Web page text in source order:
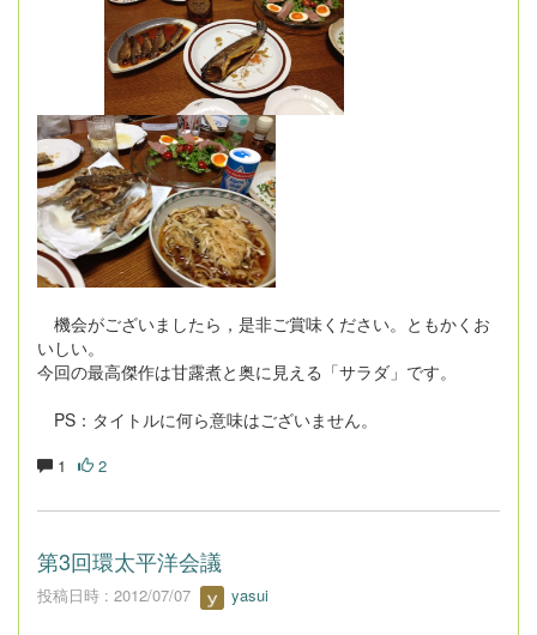
機会がございましたら，是非ご賞味ください。ともかくお
いしい。
今回の最高傑作は甘露煮と奥に見える「サラダ」です。
PS：タイトルに何ら意味はございません。
1 2
第3回環太平洋会議
投稿日時 : 2012/07/07 yasui